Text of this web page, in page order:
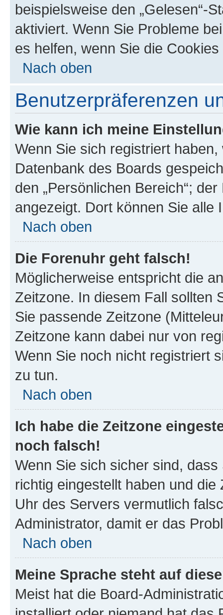
beispielsweise den „Gelesen“-
aktiviert. Wenn Sie Probleme
es helfen, wenn Sie die
Nach oben
Benutzerpräferenzen
Wie kann ich meine
Wenn Sie sich registriert
Datenbank des Boards
den „Persönlichen Bereich“;
angezeigt. Dort können Sie alle
Nach oben
Die Forenuhr geht falsch!
Möglicherweise entspricht die
Zeitzone. In diesem Fall sollten
Sie passende Zeitzone
Zeitzone kann dabei nur von
Wenn Sie noch nicht registriert
zu tun.
Nach oben
Ich habe die Zeitzone
noch falsch!
Wenn Sie sich sicher sind,
richtig eingestellt haben und
Uhr des Servers vermutlich
Administrator, damit er das
Nach oben
Meine Sprache steht auf
Meist hat die Board-